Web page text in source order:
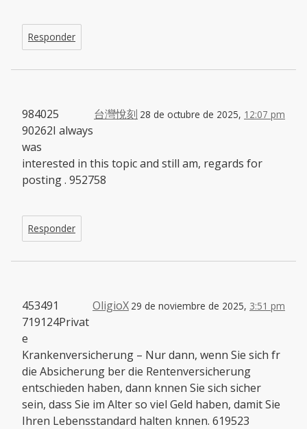
Responder
台灣悅刻 28 de octubre de 2025, 12:07 pm
984025
90262I always
was
interested in this topic and still am, regards for
posting . 952758
Responder
OligioX 29 de noviembre de 2025, 3:51 pm
453491
719124Privat
e
Krankenversicherung – Nur dann, wenn Sie sich fr
die Absicherung ber die Rentenversicherung
entschieden haben, dann knnen Sie sich sicher
sein, dass Sie im Alter so viel Geld haben, damit Sie
Ihren Lebensstandard halten knnen. 619523